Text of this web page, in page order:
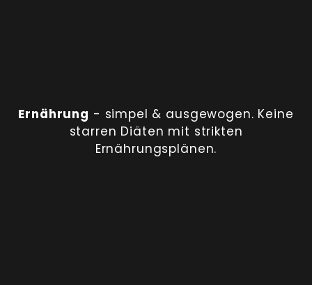
Ernährung - simpel & ausgewogen. Keine
starren Diäten mit strikten
Ernährungsplänen.